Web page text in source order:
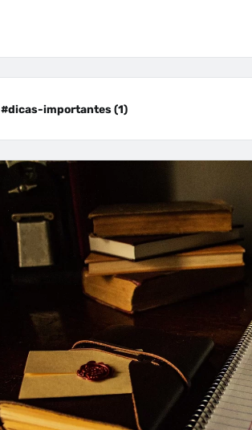
#dicas-importantes (1)